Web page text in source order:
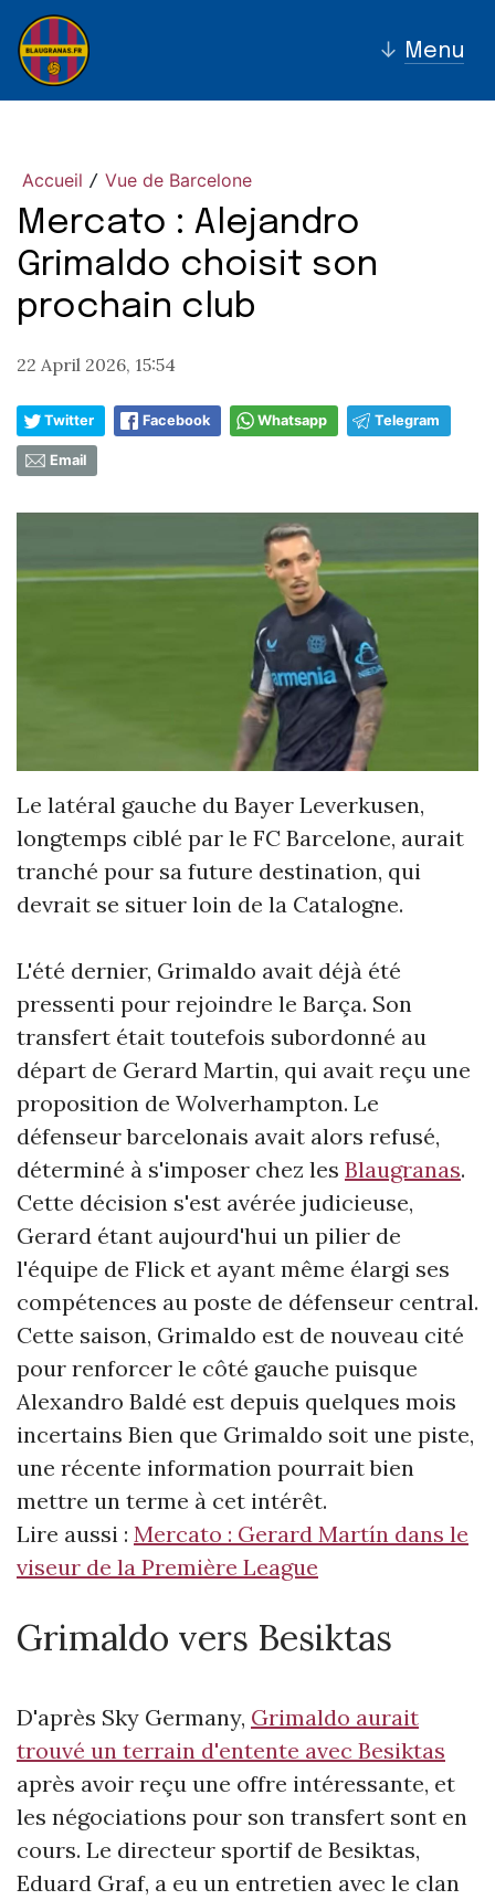
↓ Menu
Accueil / Vue de Barcelone
Mercato : Alejandro
Grimaldo choisit son
prochain club
22 April 2026, 15:54
Twitter Facebook Whatsapp Telegram
Email
Le latéral gauche du Bayer Leverkusen,
longtemps ciblé par le FC Barcelone, aurait
tranché pour sa future destination, qui
devrait se situer loin de la Catalogne.
L'été dernier, Grimaldo avait déjà été
pressenti pour rejoindre le Barça. Son
transfert était toutefois subordonné au
départ de Gerard Martin, qui avait reçu une
proposition de Wolverhampton. Le
défenseur barcelonais avait alors refusé,
déterminé à s'imposer chez les Blaugranas.
Cette décision s'est avérée judicieuse,
Gerard étant aujourd'hui un pilier de
l'équipe de Flick et ayant même élargi ses
compétences au poste de défenseur central.
Cette saison, Grimaldo est de nouveau cité
pour renforcer le côté gauche puisque
Alexandro Baldé est depuis quelques mois
incertains Bien que Grimaldo soit une piste,
une récente information pourrait bien
mettre un terme à cet intérêt.
Lire aussi : Mercato : Gerard Martín dans le
viseur de la Première League
Grimaldo vers Besiktas
D'après Sky Germany, Grimaldo aurait
trouvé un terrain d'entente avec Besiktas
après avoir reçu une offre intéressante, et
les négociations pour son transfert sont en
cours. Le directeur sportif de Besiktas,
Eduard Graf, a eu un entretien avec le clan